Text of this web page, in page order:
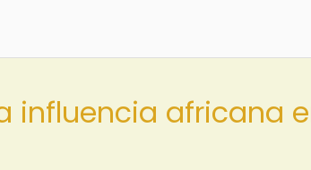
influencia africana